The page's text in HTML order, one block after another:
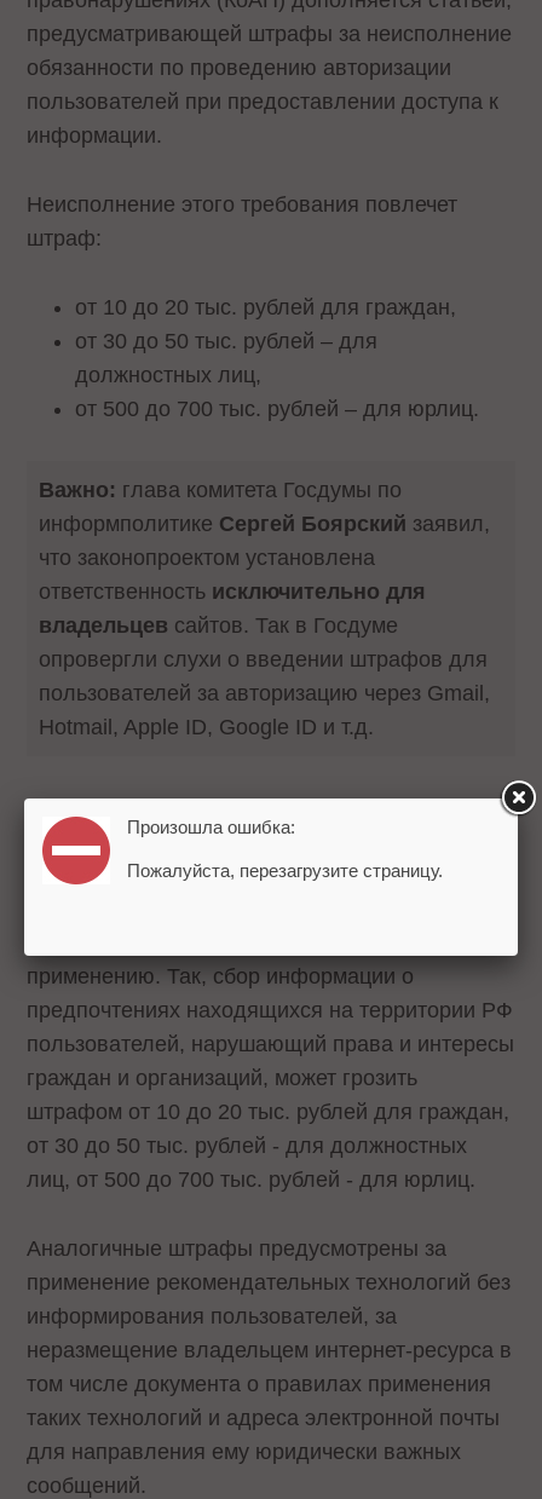
предусматривающей штрафы за неисполнение
обязанности по проведению авторизации
пользователей при предоставлении доступа к
информации.
Неисполнение этого требования повлечет
штраф:
от 10 до 20 тыс. рублей для граждан,
от 30 до 50 тыс. рублей – для
должностных лиц,
от 500 до 700 тыс. рублей – для юрлиц.
Важно: глава комитета Госдумы по
информполитике Сергей Боярский заявил,
что законопроектом установлена
ответственность исключительно для
владельцев сайтов. Так в Госдуме
опровергли слухи о введении штрафов для
пользователей за авторизацию через Gmail,
Hotmail, Apple ID, Google ID и т.д.
Также КоАП дополняется статьей о
неисполнении владельцем интернет-ресурса с
применению. Так, сбор информации о
предпочтениях находящихся на территории РФ
пользователей, нарушающий права и интересы
граждан и организаций, может грозить
штрафом от 10 до 20 тыс. рублей для граждан,
от 30 до 50 тыс. рублей - для должностных
лиц, от 500 до 700 тыс. рублей - для юрлиц.
Аналогичные штрафы предусмотрены за
применение рекомендательных технологий без
информирования пользователей, за
неразмещение владельцем интернет-ресурса в
том числе документа о правилах применения
таких технологий и адреса электронной почты
для направления ему юридически важных
сообщений.
Произошла ошибка:
Пожалуйста, перезагрузите страницу.